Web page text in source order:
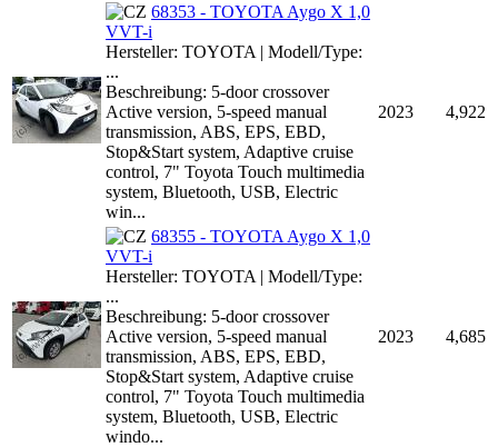
68353 - TOYOTA Aygo X 1,0
VVT-i
Hersteller: TOYOTA | Modell/Type:
...
Beschreibung: 5-door crossover
Active version, 5-speed manual
transmission, ABS, EPS, EBD,
Stop&Start system, Adaptive cruise
control, 7" Toyota Touch multimedia
system, Bluetooth, USB, Electric
win...
2023 4,922
68355 - TOYOTA Aygo X 1,0
VVT-i
Hersteller: TOYOTA | Modell/Type:
...
Beschreibung: 5-door crossover
Active version, 5-speed manual
transmission, ABS, EPS, EBD,
Stop&Start system, Adaptive cruise
control, 7" Toyota Touch multimedia
system, Bluetooth, USB, Electric
windo...
2023 4,685